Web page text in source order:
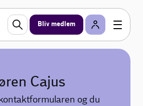
Bliv medlem
Cajus
og du